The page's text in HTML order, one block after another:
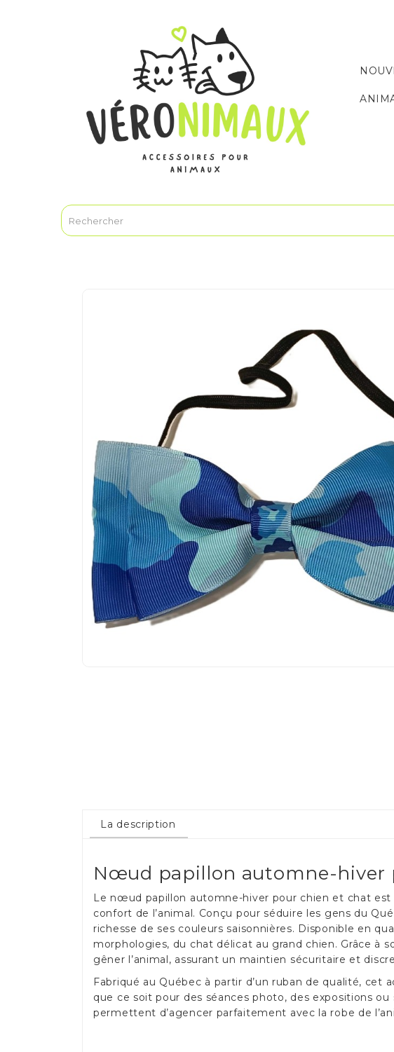
La description
Nœud papillon automne-hiver
Le nœud papillon automne-hiver pour chien et chat
confort de l’animal. Conçu pour séduire les gens du
richesse de ses couleurs saisonnières. Disponible en
morphologies, du chat délicat au grand chien. Grâce à
gêner l’animal, assurant un maintien sécuritaire et
Fabriqué au Québec à partir d’un ruban de qualité,
que ce soit pour des séances photo, des expositions
permettent d’agencer parfaitement avec la robe de